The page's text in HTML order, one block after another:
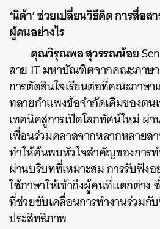
‘นิด้า’ ช่วยเปลี่ยนวิธีคิด การสื่อส
ผู้คนอย่างไร
คุณวิรุณพล สุวรรณน้อย
สาย IT มหาบัณฑิตจากคณะภาษา
การตัดสินใจเรียนต่อที่คณะภาษา
ทลายกำแพงข้อจำกัดเดิมของตน
เทคนิคสู่การเปิดโลกทัศน์ใหม่ ผ่
เพื่อนร่วมคลาสจากหลากหลาย
ทำให้ค้นพบหัวใจสำคัญของการท
ผ่านบริบทที่เหมาะสม การรับฟังอ
ใช้ภาษาให้เข้าถึงผู้คนที่แตกต่าง
ที่ช่วยขับเคลื่อนการทำงานร่วมกั
ประสิทธิภาพ